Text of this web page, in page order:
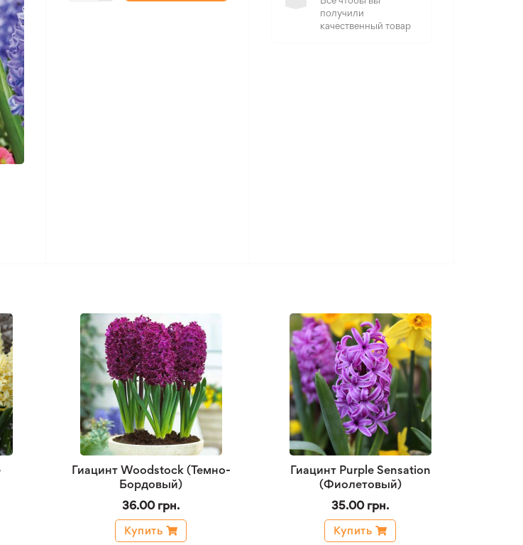
получили
качественный товар
Гиацинт Woodstock (Темно-
Бордовый)
36.00 грн.
Купить
Гиацинт Purple Sensation
(Фиолетовый)
35.00 грн.
Купить